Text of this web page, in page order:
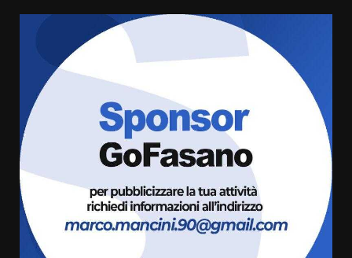
cittadina di Fratelli d’Italia,
pronta a tornare in Consiglio
comunale
6 Agosto 2026 08:00
Cura dei beni comuni e
cittadinanza attiva: online
l’avviso per la gestione
condivisa della Villetta di
Laureto
La magia del Minareto e la prima
assoluta de “L’Albergo
Belvedere. Il rapimento”
6 Agosto 2026 06:15